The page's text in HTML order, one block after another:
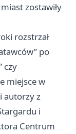
zostawiły
rozstrzał
po
czy
miejsce w
autorzy z
i
Centrum